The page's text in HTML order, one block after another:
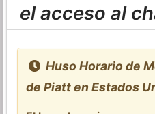
el acceso al
Huso Horario de
de Piatt en Estados